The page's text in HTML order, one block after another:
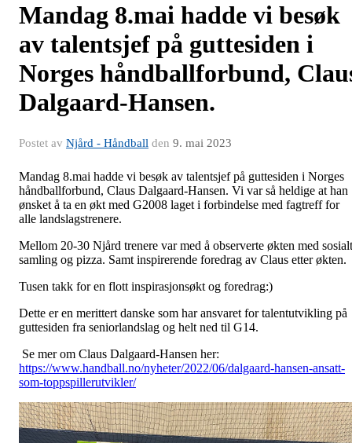
Mandag 8.mai hadde vi besøk
av talentsjef på guttesiden i
Norges håndballforbund,
Dalgaard-Hansen.
Postet av Njård - Håndball den 9. mai 2023
Mandag 8.mai hadde vi besøk av talentsjef på guttesiden i Norges
håndballforbund, Claus Dalgaard-Hansen. Vi var så heldige at han
ønsket å ta en økt med G2008 laget i forbindelse med fagtreff for
alle landslagstrenere.
Mellom 20-30 Njård trenere var med å observerte økten med sosialt
samling og pizza. Samt inspirerende foredrag av Claus etter økten.
Tusen takk for en flott inspirasjonsøkt og foredrag:)
Dette er en merittert danske som har ansvaret for talentutvikling på
guttesiden fra seniorlandslag og helt ned til G14.
Se mer om Claus Dalgaard-Hansen her:
https://www.handball.no/nyheter/2022/06/dalgaard-hansen-ansatt-
som-toppspillerutvikler/